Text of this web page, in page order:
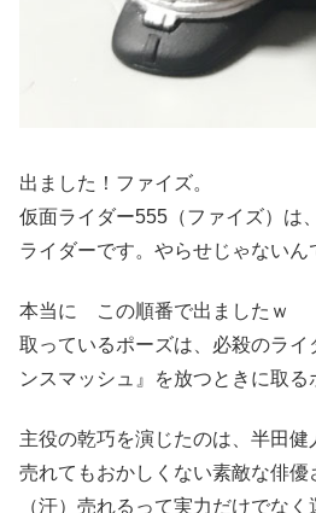
出ました！ファイズ。
仮面ライダー555（ファイズ）は
ライダーです。やらせじゃないん
本当に この順番で出ましたｗ
取っているポーズは、必殺のラ
ンスマッシュ』を放つときに取る
主役の乾巧を演じたのは、半田
売れてもおかしくない素敵な俳
（汗）売れるって実力だけでな